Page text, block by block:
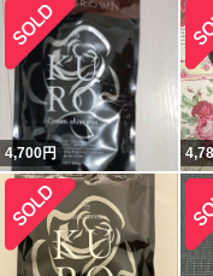
4,700円